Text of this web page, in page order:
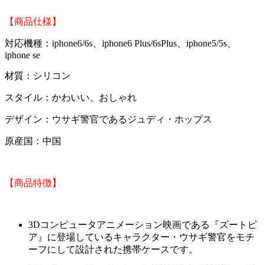
【商品仕様】
対応機種：iphone6/6s、iphone6 Plus/6sPlus、iphone5/5s、
iphone se
材質：シリコン
スタイル：かわいい、おしゃれ
デザイン：ウサギ警官であるジュディ・ホップス
原産国：中国
【商品特徴】
3Dコンピュータアニメーション映画である『ズートピ
ア』に登場しているキャラクター・ウサギ警官をモチ
ーフにして設計された携帯ケースです。